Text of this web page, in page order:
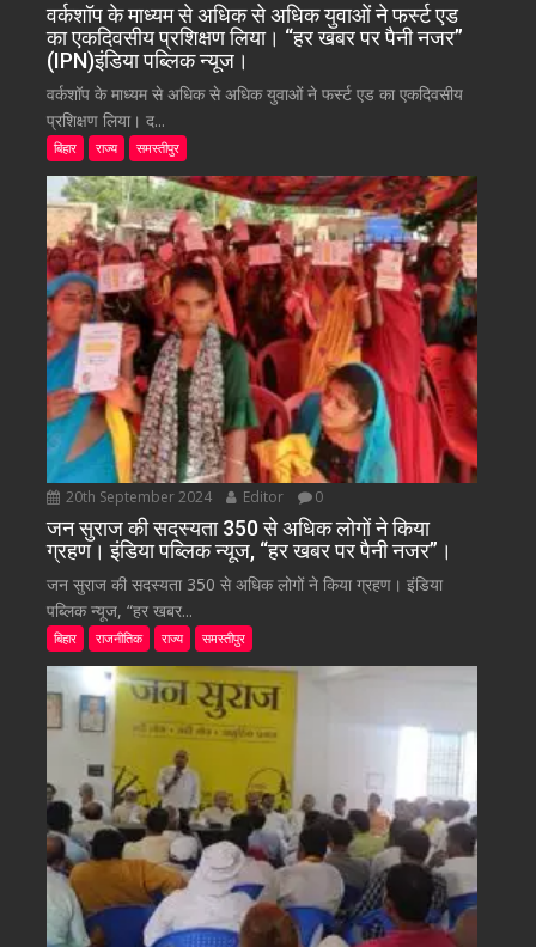
वर्कशॉप के माध्यम से अधिक से अधिक युवाओं ने फर्स्ट एड
का एकदिवसीय प्रशिक्षण लिया। “हर खबर पर पैनी नजर”
(IPN)इंडिया पब्लिक न्यूज।
वर्कशॉप के माध्यम से अधिक से अधिक युवाओं ने फर्स्ट एड का एकदिवसीय
प्रशिक्षण लिया। द...
बिहार राज्य समस्तीपुर
20th September 2024 Editor 0
जन सुराज की सदस्यता 350 से अधिक लोगों ने किया
ग्रहण। इंडिया पब्लिक न्यूज, “हर खबर पर पैनी नजर”।
जन सुराज की सदस्यता 350 से अधिक लोगों ने किया ग्रहण। इंडिया
पब्लिक न्यूज, “हर खबर...
बिहार राजनीतिक राज्य समस्तीपुर